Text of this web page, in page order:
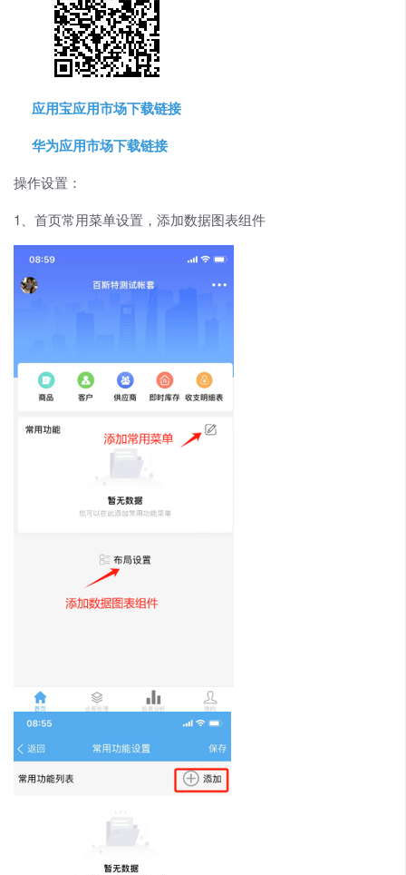
应用宝应用市场下载链接
华为应用市场下载链接
操作设置：
1、首页常用菜单设置，添加数据图表组件